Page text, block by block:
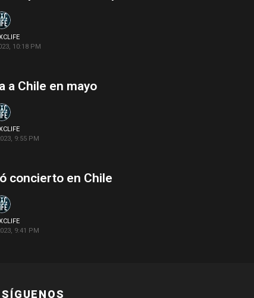
10:18 PM
a Chile en mayo
9:55 PM
concierto en Chile
9:41 PM
SÍGUENOS